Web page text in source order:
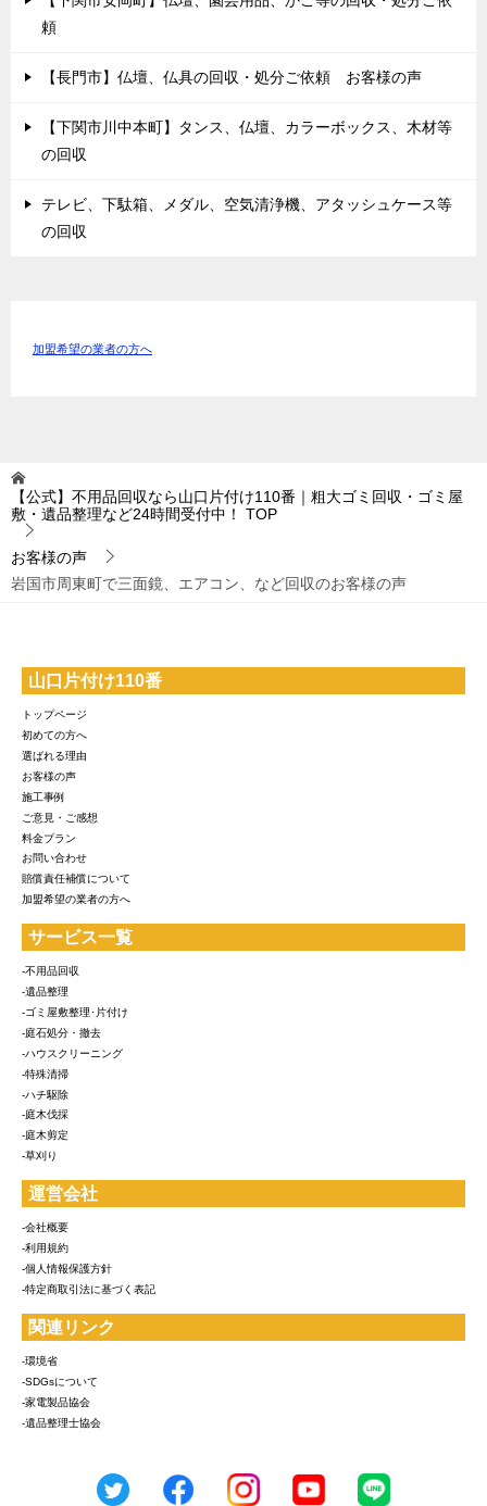
頼
【長門市】仏壇、仏具の回収・処分ご依頼 お客様の声
【下関市川中本町】タンス、仏壇、カラーボックス、木材等
の回収
テレビ、下駄箱、メダル、空気清浄機、アタッシュケース等
の回収
加盟希望の業者の方へ
【公式】不用品回収なら山口片付け110番｜粗大ゴミ回収・ゴミ屋
敷・遺品整理など24時間受付中！
TOP
お客様の声
岩国市周東町で三面鏡、エアコン、など回収のお客様の声
山口片付け110番
トップページ
初めての方へ
選ばれる理由
お客様の声
施工事例
ご意見・ご感想
料金プラン
お問い合わせ
賠償責任補償について
加盟希望の業者の方へ
サービス一覧
-不用品回収
-遺品整理
-ゴミ屋敷整理･片付け
-庭石処分・撤去
-ハウスクリーニング
-特殊清掃
-ハチ駆除
-庭木伐採
-庭木剪定
-草刈り
運営会社
-会社概要
-利用規約
-個人情報保護方針
-特定商取引法に基づく表記
関連リンク
-環境省
-SDGsについて
-家電製品協会
-遺品整理士協会